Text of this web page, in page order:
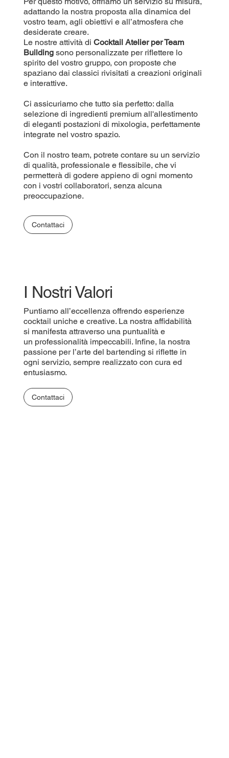
adattando la nostra proposta alla dinamica del
vostro team, agli obiettivi e all’atmosfera che
desiderate creare.
Le nostre attività di Cocktail Atelier per Team
Buildingsono personalizzate per riflettere lo
spirito del vostro gruppo, con proposte che
spaziano dai classici rivisitati a creazioni originali
e interattive.
Ci assicuriamo che tutto sia perfetto: dalla
selezione di ingredienti premium all'allestimento
di eleganti postazioni di mixologia, perfettamente
integrate nel vostro spazio.
Con il nostro team, potrete contare su un servizio
di qualità, professionale e flessibile, che vi
permetterà di godere appieno di ogni momento
con i vostri collaboratori, senza alcuna
preoccupazione.
Contattaci
I Nostri Valori
Puntiamo all’eccellenza offrendo esperienze
cocktail uniche e creative. La nostra affidabilità
si manifesta attraverso una puntualità e
un professionalità impeccabili. Infine, la nostra
passione per l’arte del bartending si riflette in
ogni servizio, sempre realizzato con cura ed
entusiasmo.
Contattaci